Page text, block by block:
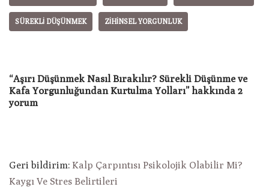
SÜREKLI DÜŞÜNMEK ZIHINSEL YORGUNLUK
“Aşırı Düşünmek Nasıl Bırakılır? Sürekli Düşünme ve
Kafa Yorgunluğundan Kurtulma Yolları” hakkında 2
yorum
Geri bildirim: Kalp Çarpıntısı Psikolojik Olabilir Mi?
Kaygı Ve Stres Belirtileri